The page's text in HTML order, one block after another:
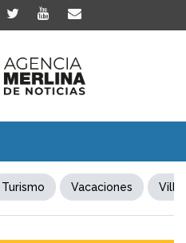
Turismo Vacaciones Villa